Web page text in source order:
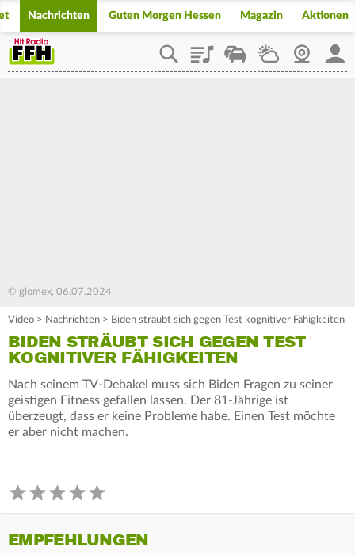
Nachrichten Guten Morgen Hessen Magazin Aktionen
PlaylistStaupilotWetterWebcam
© glomex, 06.07.2024
Video > Nachrichten > Biden sträubt sich gegen Test kognitiver Fähigkeiten
BIDEN STRÄUBT SICH GEGEN TEST
KOGNITIVER FÄHIGKEITEN
Nach seinem TV-Debakel muss sich Biden Fragen zu seiner
geistigen Fitness gefallen lassen. Der 81-Jährige ist
überzeugt, dass er keine Probleme habe. Einen Test möchte
er aber nicht machen.
EMPFEHLUNGEN